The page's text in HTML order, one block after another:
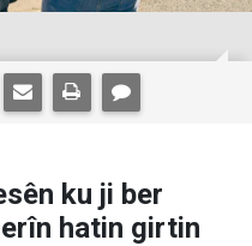
ku ji ber
hatin girtin